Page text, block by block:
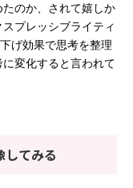
のか、されて嬉しか
スプレッシブライティ
げ効果で思考を整理
変化すると言われて
してみる